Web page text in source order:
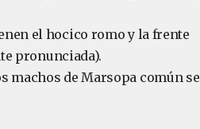
el hocico romo y la frente
pronunciada).
machos de Marsopa común se